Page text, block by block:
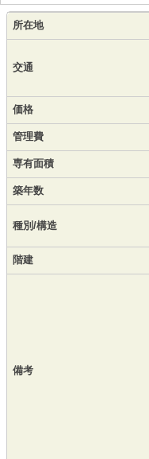
所在地
交通
価格
管理費
専有面積
築年数
種別/構造
階建
備考